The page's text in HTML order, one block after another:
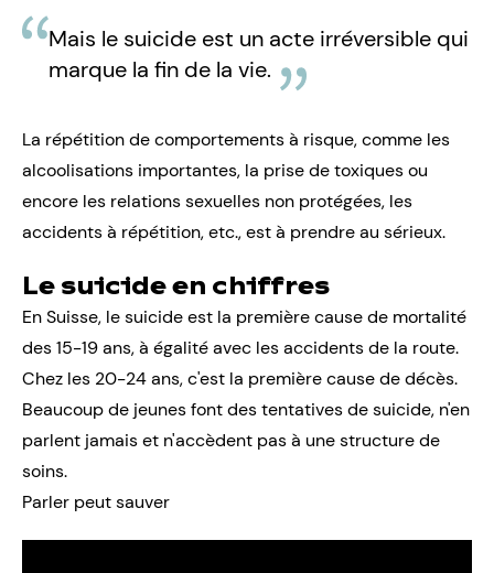
Mais le suicide est un acte irréversible qui
marque la fin de la vie.
La répétition de comportements à risque, comme les
alcoolisations importantes, la prise de toxiques ou
encore les relations sexuelles non protégées, les
accidents à répétition, etc., est à prendre au sérieux.
Le suicide en chiffres
En Suisse, le suicide est la première cause de mortalité
des 15-19 ans, à égalité avec les accidents de la route.
Chez les 20-24 ans, c'est la première cause de décès.
Beaucoup de jeunes font des tentatives de suicide, n'en
parlent jamais et n'accèdent pas à une structure de
soins.
Parler peut sauver